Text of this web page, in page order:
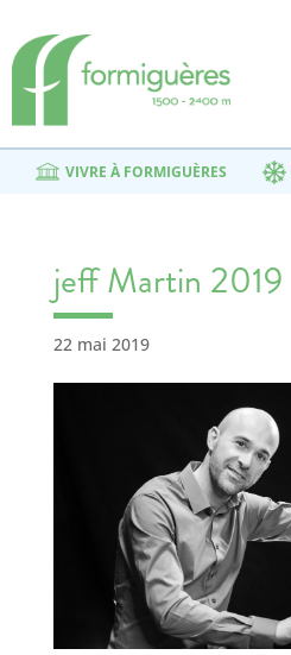
VIVRE À FORMIGUÈRES
jeff Martin 2019
22 mai 2019